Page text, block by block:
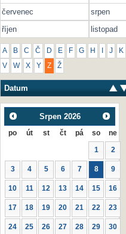
červenec
srpen
říjen
listopad
A B C Č D E F G H J K
V W X Y Z Ž
Datum
Srpen 2026
po út st čt pá so ne
1 2
3 4 5 6 7 8 9
10 11 12 13 14 15 16
17 18 19 20 21 22 23
24 25 26 27 28 29 30